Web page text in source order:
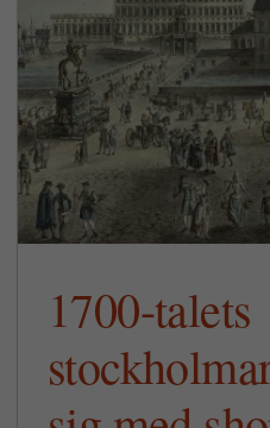
1700-talets
Handel i